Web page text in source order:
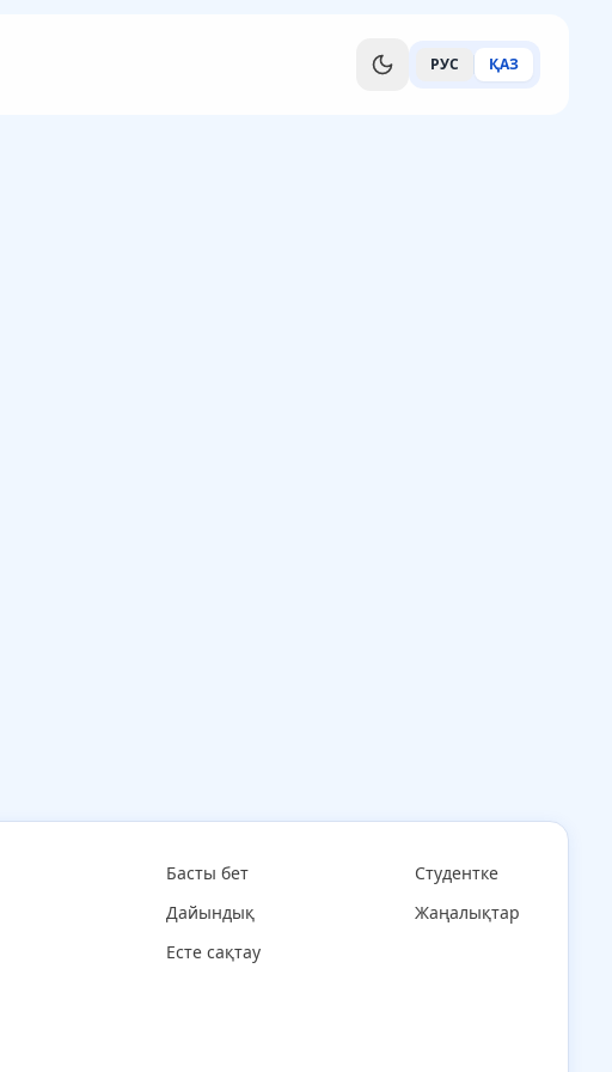
РУС ҚАЗ
Басты бет
Дайындық
Есте сақтау
Студентке
Жаңалықтар